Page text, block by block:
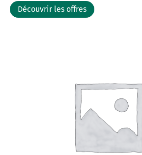
Découvrir les offres